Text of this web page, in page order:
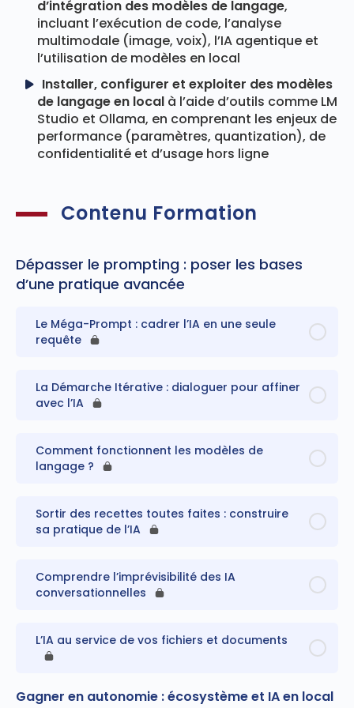
d’intégration des modèles de langage,
incluant l’exécution de code, l’analyse
multimodale (image, voix), l’IA agentique et
l’utilisation de modèles en local
Installer, configurer et exploiter des modèles
de langage en local à l’aide d’outils comme LM
Studio et Ollama, en comprenant les enjeux de
performance (paramètres, quantization), de
confidentialité et d’usage hors ligne
Contenu Formation
Dépasser le prompting : poser les bases
d’une pratique avancée
Le Méga-Prompt : cadrer l’IA en une seule
requête
La Démarche Itérative : dialoguer pour affiner
avec l’IA
Comment fonctionnent les modèles de
langage ?
Sortir des recettes toutes faites : construire
sa pratique de l’IA
Comprendre l’imprévisibilité des IA
conversationnelles
L’IA au service de vos fichiers et documents
Gagner en autonomie : écosystème et IA en local